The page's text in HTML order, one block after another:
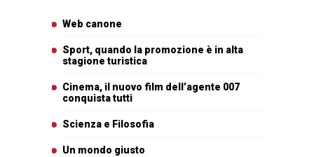
Web canone
Sport, quando la promozione è in alta
stagione turistica
Cinema, il nuovo film dell’agente 007
conquista tutti
Scienza e Filosofia
Un mondo giusto